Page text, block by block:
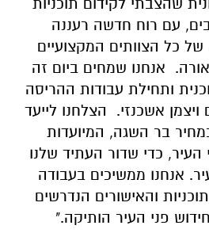
שהצבתי לקידום תוכניות
עם רוח חדשה רעננה
כל הצוותים המקצועיים
אנחנו שמחים ביום זה
ותחילת עבודות ההריסה
אשכנזי. הצלחנו לייעד
דירות במחיר בר השגה, המיועדות
העיר, כדי שדור העתיד שלנו
אנחנו ממשיכים בעבודה
והאישורים הנדרשים
פני העיר הותיקה."